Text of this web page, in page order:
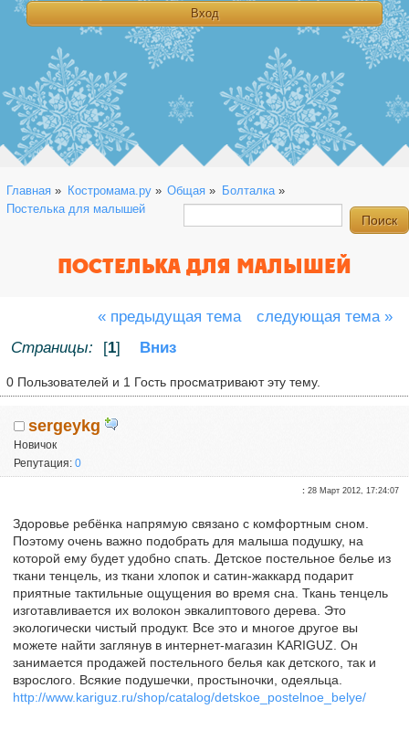
Главная » Костромама.ру» Общая » Болталка»
Постелька для малышей
ПОСТЕЛЬКА ДЛЯ МАЛЫШЕЙ
« предыдущая тема
следующая тема »
Страницы:
[1] Вниз
0 Пользователей и 1 Гость просматривают эту тему.
sergeykg
Новичок
Репутация:0
:28 Март 2012, 17:24:07
Здоровье ребёнка напрямую связано с комфортным сном.
Поэтому очень важно подобрать для малыша подушку, на
которой ему будет удобно спать. Детское постельное белье из
ткани тенцель, из ткани хлопок и сатин-жаккард подарит
приятные тактильные ощущения во время сна. Ткань тенцель
изготавливается их волокон эвкалиптового дерева. Это
экологически чистый продукт. Все это и многое другое вы
можете найти заглянув в интернет-магазин KARIGUZ. Он
занимается продажей постельного белья как детского, так и
взрослого. Всякие подушечки, простыночки, одеяльца.
http://www.kariguz.ru/shop/catalog/detskoe_postelnoe_belye/